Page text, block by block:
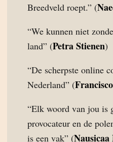
Breedveld roept.” (
“We kunnen niet
land” (Petra Stienen)
“De scherpste online
Nederland” (
“Elk woord van jou is
provocateur en de
is een vak” (